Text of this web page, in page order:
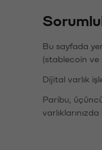
Bu sayfada
(stablecoin ve
Dijital varlık
Paribu,